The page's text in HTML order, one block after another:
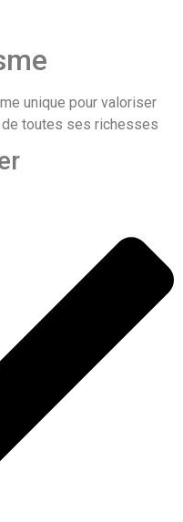
unique pour valoriser
toutes ses richesses